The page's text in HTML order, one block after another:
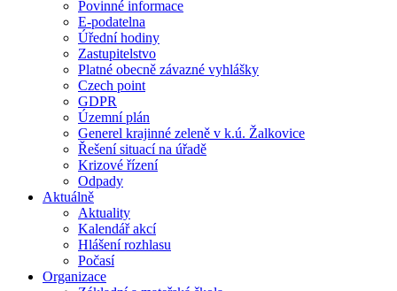
Povinné informace
E-podatelna
Úřední hodiny
Zastupitelstvo
Platné obecně závazné vyhlášky
Czech point
GDPR
Územní plán
Generel krajinné zeleně v k.ú. Žalkovice
Řešení situací na úřadě
Krizové řízení
Odpady
Aktuálně
Aktuality
Kalendář akcí
Hlášení rozhlasu
Počasí
Organizace